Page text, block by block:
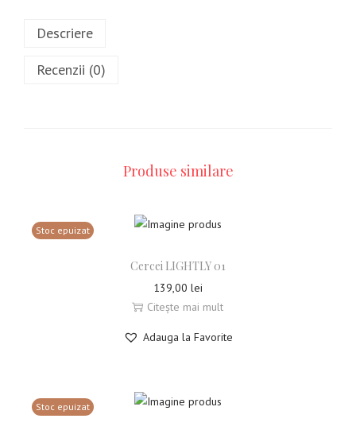
Descriere
Recenzii (0)
Produse similare
Stoc epuizat
Cercei LIGHTLY 01
139,00 lei
Citește mai mult
Adauga la Favorite
Stoc epuizat